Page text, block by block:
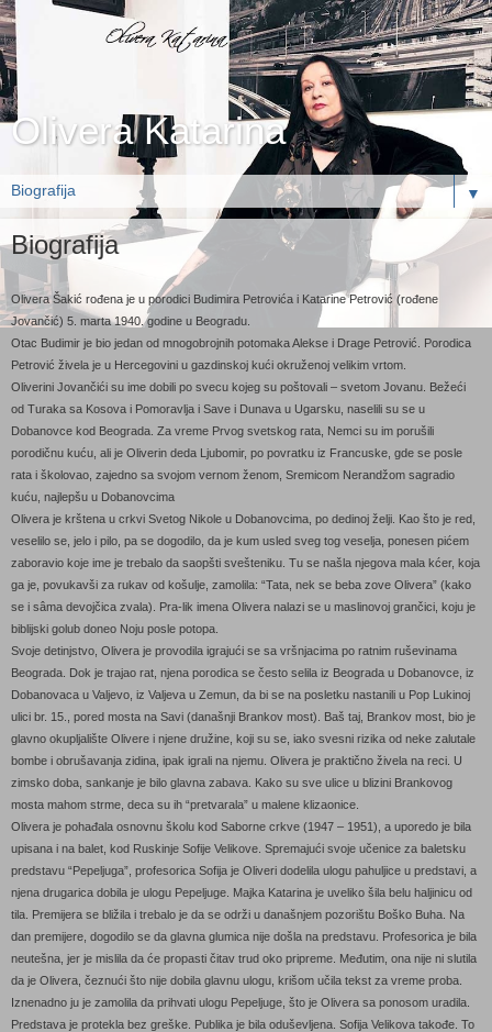
Olivera Katarina
▼
Biografija
Olivera Šakić rođena je u porodici Budimira Petrovića i Katarine Petrović (rođene
Jovančić) 5. marta 1940. godine u Beogradu.
Otac Budimir je bio jedan od mnogobrojnih potomaka Alekse i Drage Petrović. Porodica
Petrović živela je u Hercegovini u gazdinskoj kući okruženoj velikim vrtom.
Oliverini Jovančići su ime dobili po svecu kojeg su poštovali – svetom Jovanu. Bežeći
od Turaka sa Kosova i Pomoravlja i Save i Dunava u Ugarsku, naselili su se u
Dobanovce kod Beograda. Za vreme Prvog svetskog rata, Nemci su im porušili
porodičnu kuću, ali je Oliverin deda Ljubomir, po povratku iz Francuske, gde se posle
rata i školovao, zajedno sa svojom vernom ženom, Sremicom Nerandžom sagradio
kuću, najlepšu u Dobanovcima
Olivera je krštena u crkvi Svetog Nikole u Dobanovcima, po dedinoj želji. Kao što je red,
veselilo se, jelo i pilo, pa se dogodilo, da je kum usled sveg tog veselja, ponesen pićem
zaboravio koje ime je trebalo da saopšti svešteniku. Tu se našla njegova mala kćer, koja
ga je, povukavši za rukav od košulje, zamolila: “Tata, nek se beba zove Olivera” (kako
se i sâma devojčica zvala). Pra-lik imena Olivera nalazi se u maslinovoj grančici, koju je
biblijski golub doneo Noju posle potopa.
Svoje detinjstvo, Olivera je provodila igrajući se sa vršnjacima po ratnim ruševinama
Beograda. Dok je trajao rat, njena porodica se često selila iz Beograda u Dobanovce, iz
Dobanovaca u Valjevo, iz Valjeva u Zemun, da bi se na posletku nastanili u Pop Lukinoj
ulici br. 15., pored mosta na Savi (današnji Brankov most). Baš taj, Brankov most, bio je
glavno okupljalište Olivere i njene družine, koji su se, iako svesni rizika od neke zalutale
bombe i obrušavanja zidina, ipak igrali na njemu. Olivera je praktično živela na reci. U
zimsko doba, sankanje je bilo glavna zabava. Kako su sve ulice u blizini Brankovog
mosta mahom strme, deca su ih “pretvarala” u malene klizaonice.
Olivera je pohađala osnovnu školu kod Saborne crkve (1947 – 1951), a uporedo je bila
upisana i na balet, kod Ruskinje Sofije Velikove. Spremajući svoje učenice za baletsku
predstavu “Pepeljuga”, profesorica Sofija je Oliveri dodelila ulogu pahuljice u predstavi, a
njena drugarica dobila je ulogu Pepeljuge. Majka Katarina je uveliko šila belu haljinicu od
tila. Premijera se bližila i trebalo je da se održi u današnjem pozorištu Boško Buha. Na
dan premijere, dogodilo se da glavna glumica nije došla na predstavu. Profesorica je bila
neutešna, jer je mislila da će propasti čitav trud oko pripreme. Međutim, ona nije ni slutila
da je Olivera, čeznući što nije dobila glavnu ulogu, krišom učila tekst za vreme proba.
Iznenadno ju je zamolila da prihvati ulogu Pepeljuge, što je Olivera sa ponosom uradila.
Predstava je protekla bez greške. Publika je bila oduševljena. Sofija Velikova takođe. To